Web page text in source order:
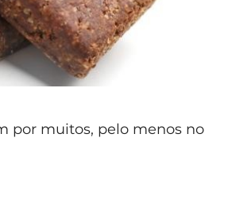
por muitos, pelo menos no